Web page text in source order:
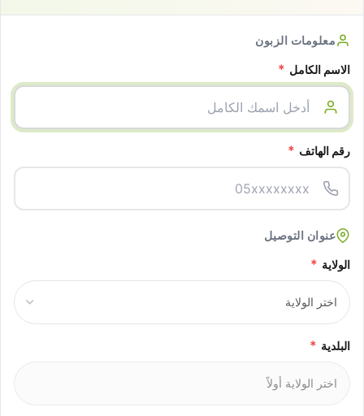
معلومات الزبون
الاسم الكامل *
رقم الهاتف *
عنوان التوصيل
الولاية *
البلدية *